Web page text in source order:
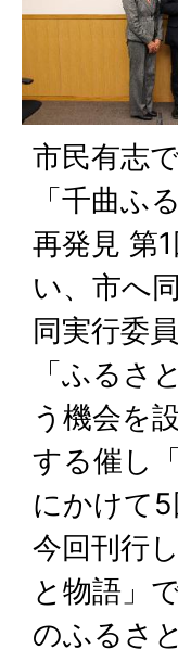
市民有志
「千曲ふ
再発見 第
い、市へ
同実行委
「ふるさ
う機会を
する催し
にかけて5
今回刊行
と物語」
のふるさ